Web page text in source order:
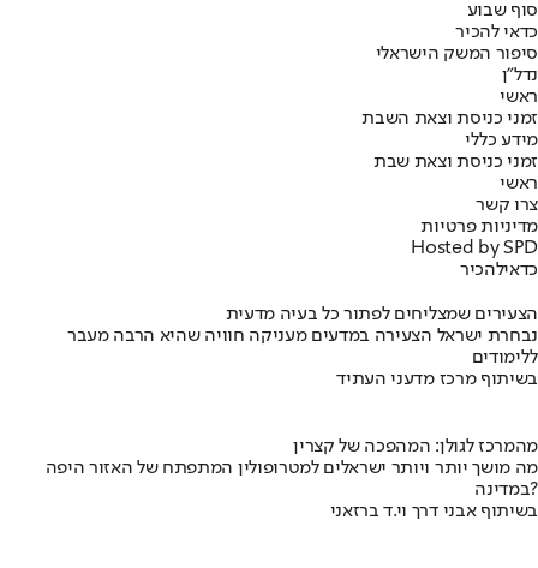
סוף שבוע
כדאי להכיר
סיפור המשק הישראלי
נדל"ן
ראשי
זמני כניסת וצאת השבת
מידע כללי
זמני כניסת וצאת שבת
ראשי
צרו קשר
מדיניות פרטיות
Hosted by SPD
כדאילהכיר
הצעירים שמצליחים לפתור כל בעיה מדעית
נבחרת ישראל הצעירה במדעים מעניקה חוויה שהיא הרבה מעבר
ללימודים
בשיתוף מרכז מדעני העתיד
מהמרכז לגולן: המהפכה של קצרין
מה מושך יותר ויותר ישראלים למטרופולין המתפתח של האזור היפה
במדינה?
בשיתוף אבני דרך וי.ד ברזאני